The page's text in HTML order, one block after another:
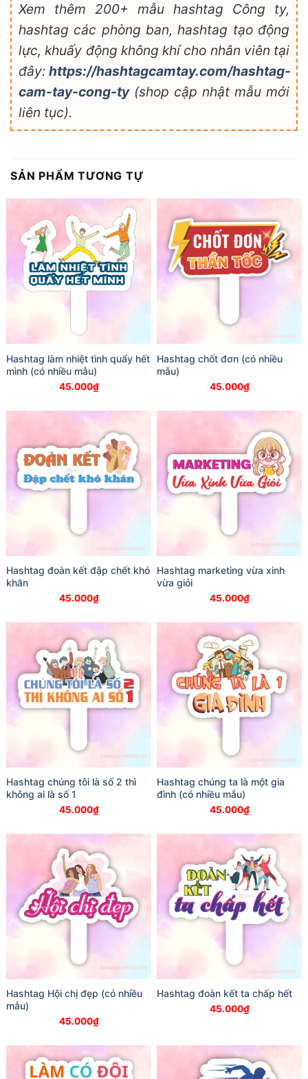
Xem thêm 200+ mẫu hashtag Công ty,
hashtag các phòng ban, hashtag tạo động
lực, khuấy động không khí cho nhân viên tại
đây: https://hashtagcamtay.com/hashtag-
cam-tay-cong-ty(shop cập nhật mẫu mới
liên tục).
SẢN PHẨM TƯƠNG TỰ
Hashtag làm nhiệt tình quẩy hết
mình (có nhiều mẫu)
45.000₫
Hashtag chốt đơn (có nhiều
mẫu)
45.000₫
Hashtag đoàn kết đập chết khó
khăn
45.000₫
Hashtag marketing vừa xinh
vừa giỏi
45.000₫
Hashtag chúng tôi là số 2 thì
không ai là số 1
45.000₫
Hashtag chúng ta là một gia
đình (có nhiều mẫu)
45.000₫
Hashtag Hội chị đẹp (có nhiều
mẫu)
45.000₫
Hashtag đoàn kết ta chấp hết
45.000₫